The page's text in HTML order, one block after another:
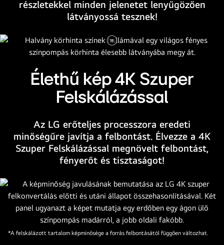
részletekkel minden jelenetet lenyűgözően
látványossá tesznek!
Videó
Élethű kép 4K Szuper
Felskálázással
Az LG erőteljes processzora eredeti
minőségűre javítja a felbontást. Élvezze a 4K
Szuper Felskálázással megnövelt felbontást,
fényerőt és tisztaságot!
*A felskálázott tartalom képminősége a forrás felbontásától függően változhat.